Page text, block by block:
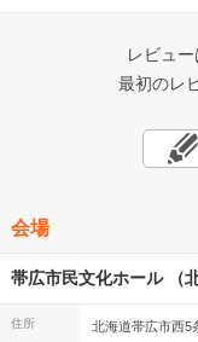
レビュ
最初のレ
会場
帯広市民文化ホール （北
住所 北海道帯広市西5